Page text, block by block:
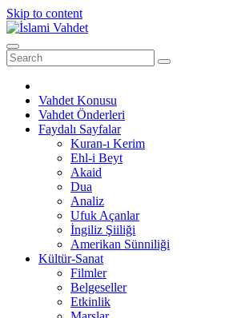
Skip to content
Vahdet Konusu
Vahdet Önderleri
Faydalı Sayfalar
Kuran-ı Kerim
Ehl-i Beyt
Akaid
Dua
Analiz
Ufuk Açanlar
İngiliz Şiiliği
Amerikan Sünniliği
Kültür-Sanat
Filmler
Belgeseller
Etkinlik